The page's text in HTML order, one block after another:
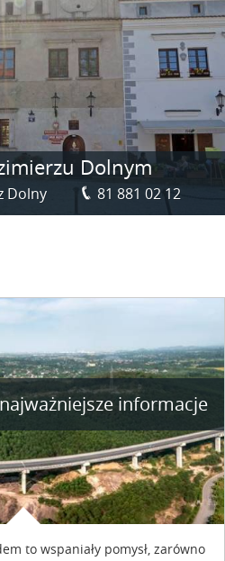
Dolnym
Dolny 81 881 02 12
informacje
to wspaniały pomysł, zarówno